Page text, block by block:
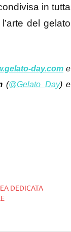
in tutta
del gelato
day.com e
(@Gelato_Day) e
DEDICATA